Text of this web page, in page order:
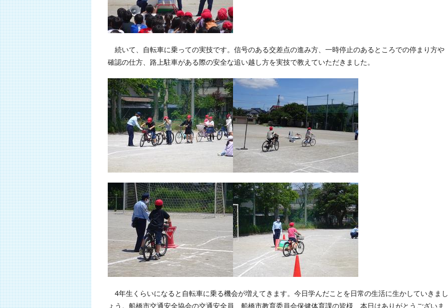
続いて、自転車に乗っての実技です。信号のある交差点の進み方、一時停止のあるところでの停まり方や
確認の仕方、路上駐車がある際の安全な追い越し方を実技で教えていただきました。
4年生くらいになると自転車に乗る機会が増えてきます。今日学んだことを日常の生活に生かしていきまし
ょう。船橋市交通安全協会の交通安全員、船橋市教育委員会保健体育課の皆様、本日はありがとうございま